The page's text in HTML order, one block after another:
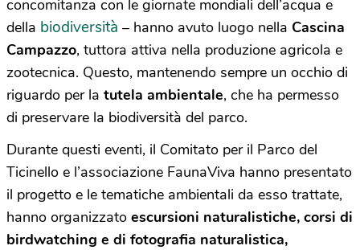
concomitanza con le giornate mondiali dell’acqua e
della biodiversità – hanno avuto luogo nella Cascina
Campazzo, tuttora attiva nella produzione agricola e
zootecnica. Questo, mantenendo sempre un occhio di
riguardo per la tutela ambientale, che ha permesso
di preservare la biodiversità del parco.
Durante questi eventi, il Comitato per il Parco del
Ticinello e l’associazione FaunaViva hanno presentato
il progetto e le tematiche ambientali da esso trattate,
hanno organizzato escursioni naturalistiche, corsi di
birdwatching e di fotografia naturalistica,